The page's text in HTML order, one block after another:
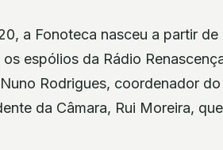
a Fonoteca nasceu a partir de
espólios da Rádio
Rodrigues, coordenador
da Câmara, Rui Moreira,